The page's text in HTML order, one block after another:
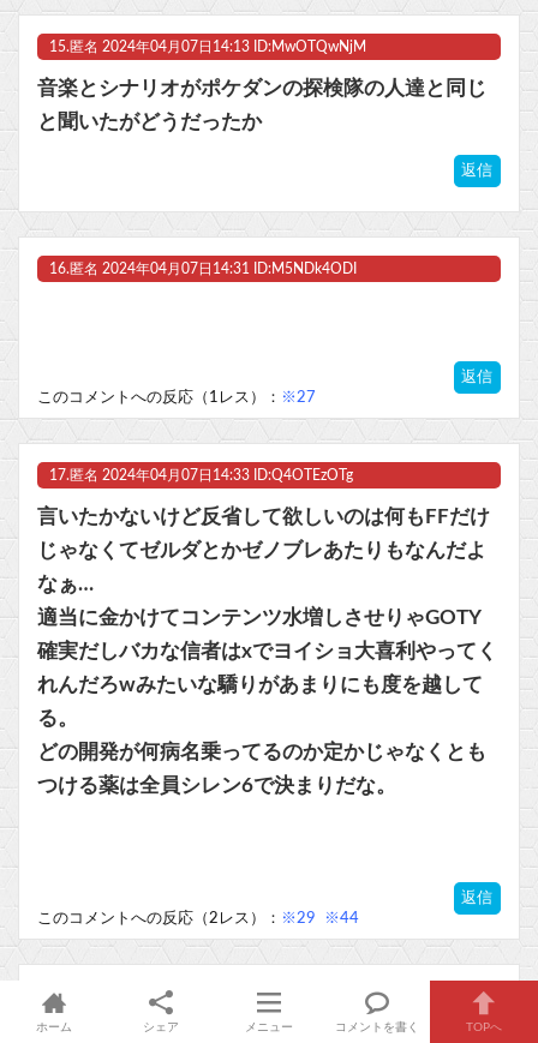
15. 匿名 2024年04月07日14:13 ID:MwOTQwNjM
音楽とシナリオがポケダンの探検隊の人達と同じ
と聞いたがどうだったか
返信
16. 匿名 2024年04月07日14:31 ID:M5NDk4ODI
返信
このコメントへの反応（1レス）： ※27
17. 匿名 2024年04月07日14:33 ID:Q4OTEzOTg
言いたかないけど反省して欲しいのは何もFFだけ
じゃなくてゼルダとかゼノブレあたりもなんだよ
なぁ…
適当に金かけてコンテンツ水増しさせりゃGOTY
確実だしバカな信者はxでヨイショ大喜利やってく
れんだろwみたいな驕りがあまりにも度を越して
る。
どの開発が何病名乗ってるのか定かじゃなくとも
つける薬は全員シレン6で決まりだな。
返信
このコメントへの反応（2レス）： ※29 ※44
18. 2024年04月07日14:34 ID:g2NTE3NDM
こういう時に大予算ゲームの批判に行くの好きじ
ホーム シェア メニュー コメントを書く TOPへ